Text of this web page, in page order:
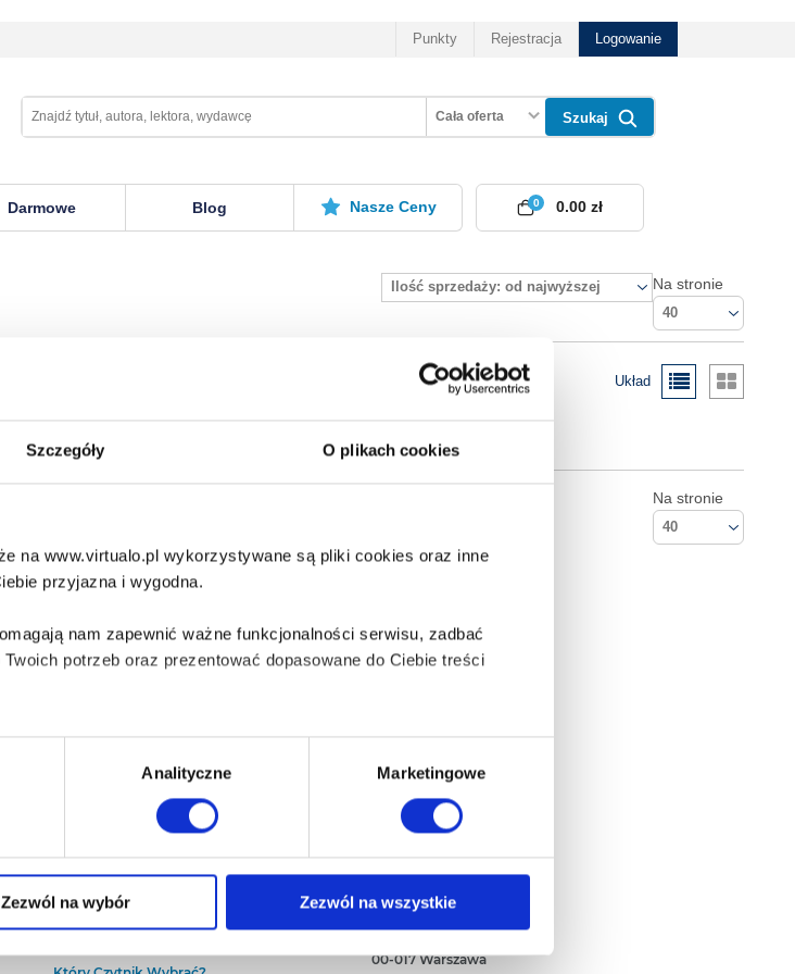
Szczegóły O plikach cookies
na www.virtualo.pl wykorzystywane są pliki cookies oraz inne
przyjazna i wygodna.
nam zapewnić ważne funkcjonalności serwisu, zadbać
potrzeb oraz prezentować dopasowane do Ciebie treści
i bezpiecznego działania serwisu - są także takie, które wymagają
jeśli jesteś naszym Użytkownikiem.
Analityczne Marketingowe
Zezwól na wybór Zezwól na wszystkie
Punkty Rejestracja Logowanie
Cała oferta Szukaj
Darmowe Blog Nasze Ceny 0
0.00 zł
Ilość sprzedaży: od najwyższej Na stronie
40
Układ
Na stronie
40
Baza wiedzy
Empik S.A
00-017 Warszawa